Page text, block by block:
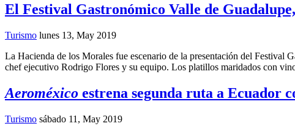
El Festival Gastronómico Valle de
Turismo lunes 13, May 2019
La Hacienda de los Morales fue escenario de la presentación del Festival
chef ejecutivo Rodrigo Flores y su equipo. Los platillos maridados con
Aeroméxico estrena segunda ruta a Ecuador
Turismo sábado 11, May 2019